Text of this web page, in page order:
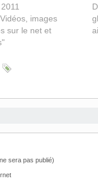
images
sur le net et
sera pas publié)